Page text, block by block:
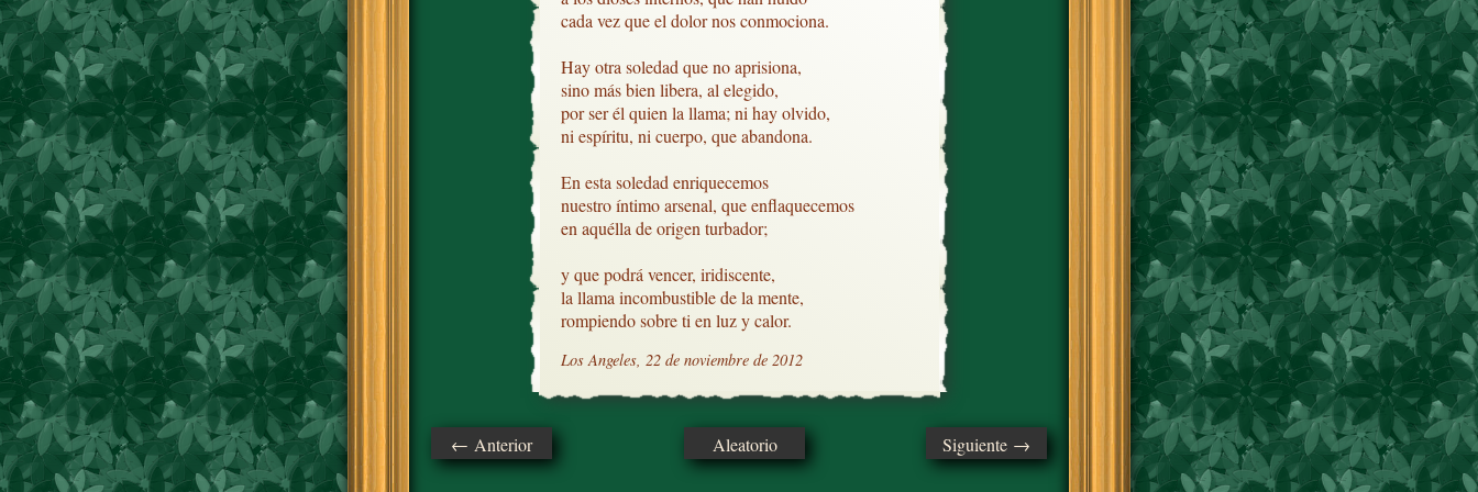
cada vez que el dolor nos conmociona.
Hay otra soledad que no aprisiona,
sino más bien libera, al elegido,
por ser él quien la llama; ni hay olvido,
ni espíritu, ni cuerpo, que abandona.
En esta soledad enriquecemos
nuestro íntimo arsenal, que enflaquecemos
en aquélla de origen turbador;
y que podrá vencer, iridiscente,
la llama incombustible de la mente,
rompiendo sobre ti en luz y calor.
Los Angeles, 22 de noviembre de 2012
← Anterior Aleatorio Siguiente →